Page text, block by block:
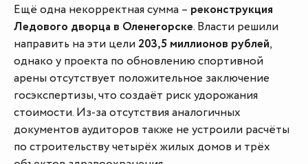
Ещё одна некорректная сумма – реконструкция
Ледового дворца в Оленегорске. Власти решили
направить на эти цели 203,5 миллионов рублей,
однако у проекта по обновлению спортивной
арены отсутствует положительное заключение
госэкспертизы, что создаёт риск удорожания
стоимости. Из-за отсутствия аналогичных
документов аудиторов также не устроили расчёты
по строительству четырёх жилых домов и трёх